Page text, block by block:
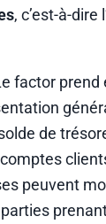
, c’est-à-dire
factor prend
de
peuvent